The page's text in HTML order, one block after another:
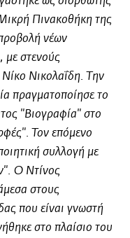
Πινακοθήκη της
νέων
με στενούς
Νίκο Νικολαΐδη. Την
πραγματοποίησε το
"Βιογραφία" στο
Τον επόμενο
συλλογή με
Ο Ντίνος
στους
που είναι γνωστή
στο πλαίσιο του